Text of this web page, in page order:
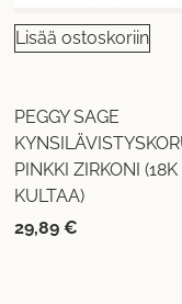
Lisää ostoskoriin
PEGGY SAGE
PINKKI ZIRKONI (18K
KULTAA)
29,89€